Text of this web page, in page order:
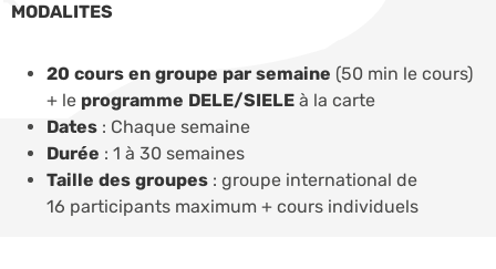
MODALITES
20 cours en groupe par semaine (50 min le cours)
+ le programme DELE/SIELE à la carte
Dates : Chaque semaine
Durée : 1 à 30 semaines
Taille des groupes : groupe international de
16 participants maximum + cours individuels